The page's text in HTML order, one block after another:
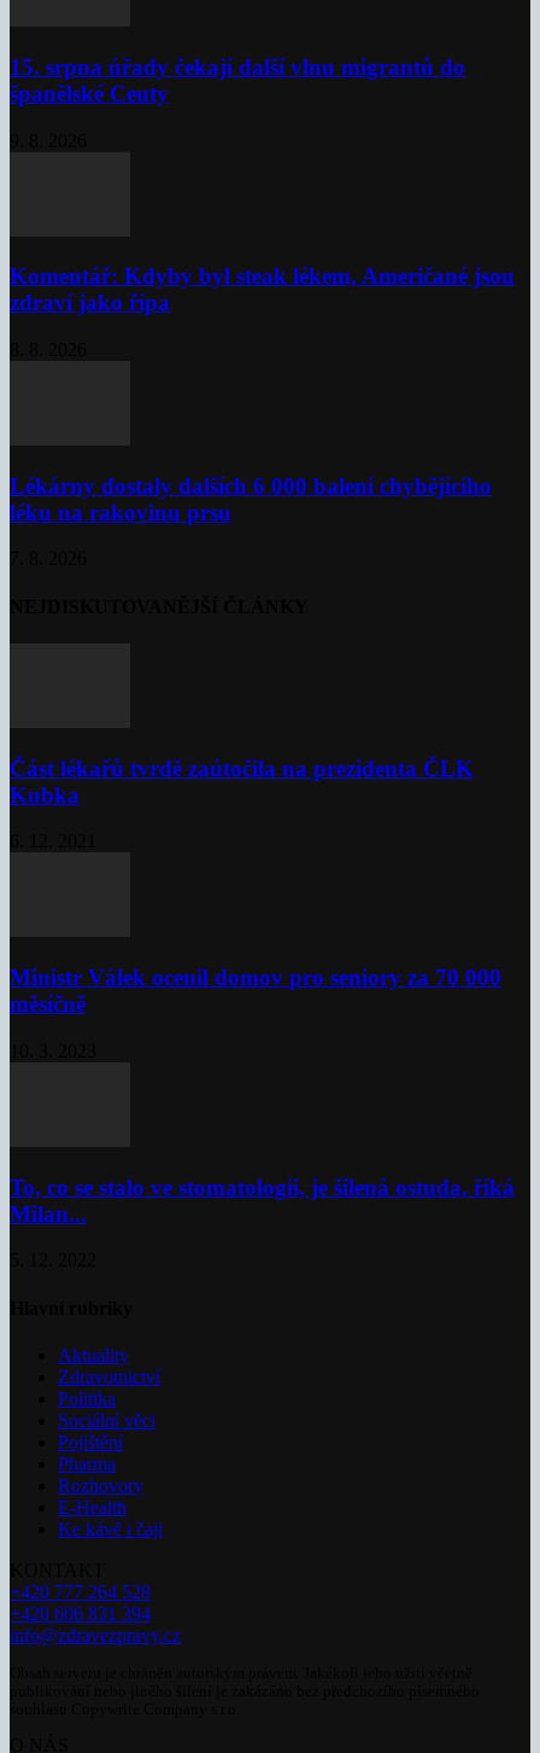
15. srpna úřady čekají další vlnu migrantů do
španělské Ceuty
Komentář: Kdyby byl steak lékem, Američané jsou
zdraví jako řípa
Lékárny dostaly dalších 6 000 balení chybějícího
léku na rakovinu prsu
Část lékařů tvrdě zaútočila na prezidenta ČLK
Kubka
Ministr Válek ocenil domov pro seniory za 70 000
měsíčně
To, co se stalo ve stomatologii, je šílená ostuda, říká
Milan...
Aktuality
Zdravotnictví
Politika
Sociální věci
Pojištění
Pharma
Rozhovory
E-Health
Ke kávě i čaji
+420 777 264 528
+420 606 831 394
info@zdravezpravy.cz